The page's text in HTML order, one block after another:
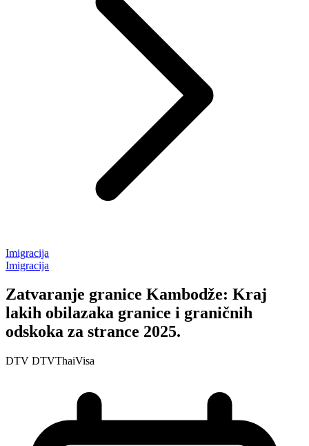
Imigracija
Imigracija
Zatvaranje granice Kambodže: Kraj
lakih obilazaka granice i graničnih
odskoka za strance 2025.
DTV DTVThaiVisa